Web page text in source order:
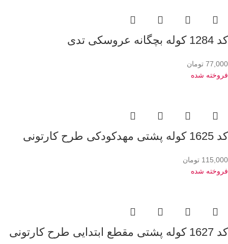
کد 1284 کوله بچگانه عروسکی تدی
77,000 تومان
فروخته شده
کد 1625 کوله پشتی مهدکودکی طرح کارتونی
115,000 تومان
فروخته شده
کد 1627 کوله پشتی مقطع ابتدایی طرح کارتونی